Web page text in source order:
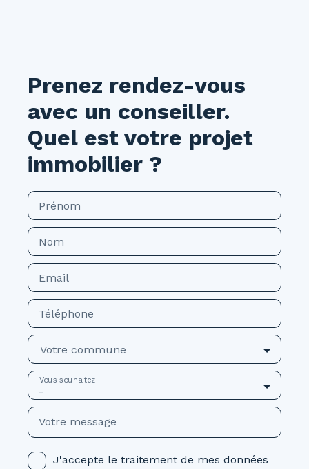
Prenez rendez-vous
avec un conseiller.
Quel est votre projet
immobilier ?
Prénom
Nom
Email
Téléphone
Votre commune
-
Vous souhaitez
Votre message
J'accepte le traitement de mes données